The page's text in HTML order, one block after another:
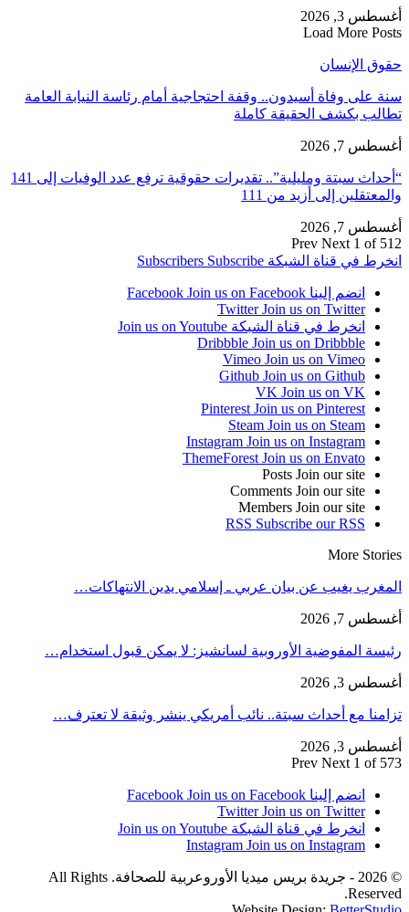
أغسطس 3, 2026
Load More Posts
حقوق الإنسان
سنة على وفاة أسيدون.. وقفة احتجاجية أمام رئاسة النيابة العامة
تطالب بكشف الحقيقة كاملة
أغسطس 7, 2026
“أحداث سبتة ومليلية”.. تقديرات حقوقية ترفع عدد الوفيات إلى 141
والمعتقلين إلى أزيد من 111
أغسطس 7, 2026
Prev Next 1 of 512
انخرط في قناة الشبكة
Subscribers Subscribe
انضم إلينا Facebook Join us on Facebook
Twitter Join us on Twitter
انخرط في قناة الشبكة Join us on Youtube
Dribbble Join us on Dribbble
Vimeo Join us on Vimeo
Github Join us on Github
VK Join us on VK
Pinterest Join us on Pinterest
Steam Join us on Steam
Instagram Join us on Instagram
ThemeForest Join us on Envato
Posts Join our site
Comments Join our site
Members Join our site
RSS Subscribe our RSS
More Stories
المغرب يغيب عن بيان عربي ـ إسلامي يدين الانتهاكات…
أغسطس 7, 2026
رئيسة المفوضية الأوروبية لسانشيز: لا يمكن قبول استخدام…
أغسطس 3, 2026
تزامنا مع أحداث سبتة.. نائب أمريكي ينشر وثيقة لا تعترف…
أغسطس 3, 2026
Prev Next 1 of 573
انضم إلينا Facebook Join us on Facebook
Twitter Join us on Twitter
انخرط في قناة الشبكة Join us on Youtube
Instagram Join us on Instagram
© 2026 - جريدة بريس ميديا الأوروعربية للصحافة. All Rights
Reserved.